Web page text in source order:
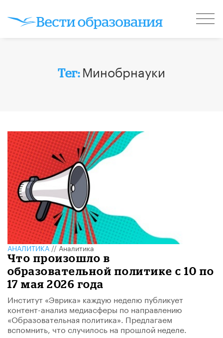
Тег: Минобрнауки
АНАЛИТИКА//Аналитика
Что произошло в
образовательной политике с 10 по
17 мая 2026 года
Институт «Эврика» каждую неделю публикует
контент-анализ медиасферы по направлению
«Образовательная политика». Предлагаем
вспомнить, что случилось на прошлой неделе.